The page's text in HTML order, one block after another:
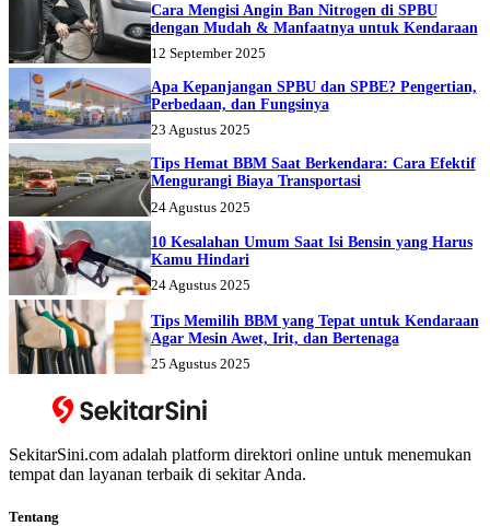
Cara Mengisi Angin Ban Nitrogen di SPBU
dengan Mudah & Manfaatnya untuk Kendaraan
12 September 2025
Apa Kepanjangan SPBU dan SPBE? Pengertian,
Perbedaan, dan Fungsinya
23 Agustus 2025
Tips Hemat BBM Saat Berkendara: Cara Efektif
Mengurangi Biaya Transportasi
24 Agustus 2025
10 Kesalahan Umum Saat Isi Bensin yang Harus
Kamu Hindari
24 Agustus 2025
Tips Memilih BBM yang Tepat untuk Kendaraan
Agar Mesin Awet, Irit, dan Bertenaga
25 Agustus 2025
SekitarSini.com adalah platform direktori online untuk menemukan
tempat dan layanan terbaik di sekitar Anda.
Tentang